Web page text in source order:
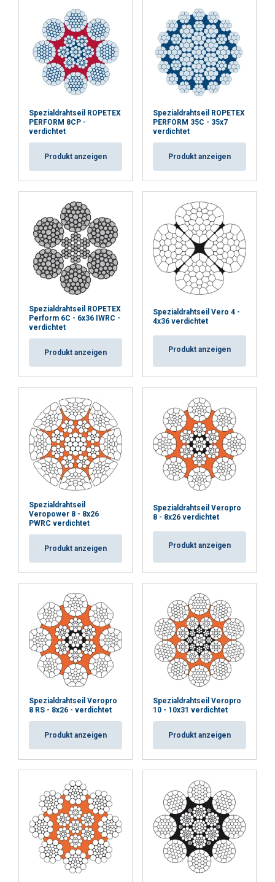
Spezialdrahtseil ROPETEX
PERFORM 8CP -
verdichtet
Produkt anzeigen
Spezialdrahtseil ROPETEX
PERFORM 35C - 35x7
verdichtet
Produkt anzeigen
Spezialdrahtseil ROPETEX
Perform 6C - 6x36 IWRC -
verdichtet
Produkt anzeigen
Spezialdrahtseil Vero 4 -
4x36 verdichtet
Produkt anzeigen
Spezialdrahtseil
Veropower 8 - 8x26
PWRC verdichtet
Produkt anzeigen
Spezialdrahtseil Veropro
8 - 8x26 verdichtet
Produkt anzeigen
Spezialdrahtseil Veropro
8 RS - 8x26 - verdichtet
Produkt anzeigen
Spezialdrahtseil Veropro
10 - 10x31 verdichtet
Produkt anzeigen
Funktionalität Unklassifizierte
ALLE AKZEPTIEREN
ALLE ABLEHNEN
DETAILS ANZEIGEN